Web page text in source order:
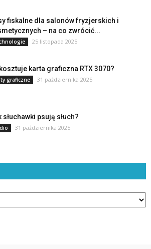
fiskalne dla salonów fryzjerskich i
– na co zwrócić...
25 listopada 2025
kosztuje karta graficzna RTX 3070?
graficzne 31 października 2025
słuchawki psują słuch?
31 października 2025